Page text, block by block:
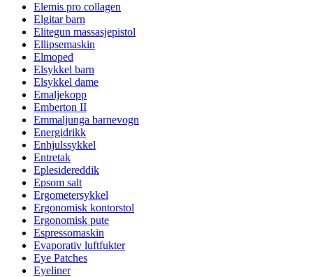
Elemis pro collagen
Elgitar barn
Elitegun massasjepistol
Ellipsemaskin
Elmoped
Elsykkel barn
Elsykkel dame
Emaljekopp
Emberton II
Emmaljunga barnevogn
Energidrikk
Enhjulssykkel
Entretak
Eplesidereddik
Epsom salt
Ergometersykkel
Ergonomisk kontorstol
Ergonomisk pute
Espressomaskin
Evaporativ luftfukter
Eye Patches
Eyeliner